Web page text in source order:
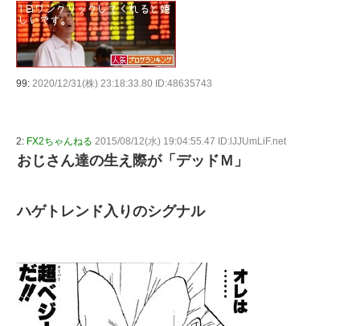
99: 2020/12/31(株) 23:18:33.80 ID:48635743
2: FX2ちゃんねる 2015/08/12(水) 19:04:55.47 ID:lJJUmLiF.net
おじさん達の生え際が「デッドＭ」
ハゲトレンド入りのシグナル